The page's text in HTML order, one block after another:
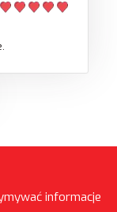
informacje